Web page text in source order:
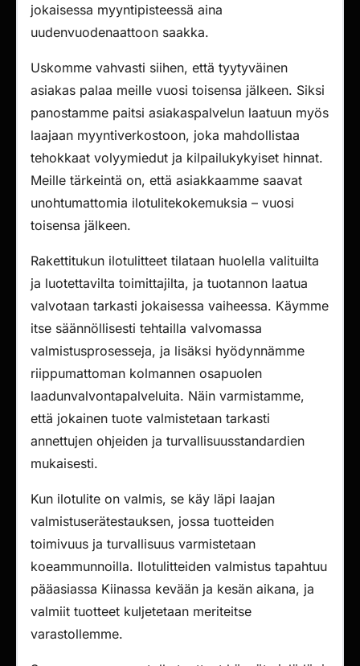
jokaisessa myyntipisteessä aina
uudenvuodenaattoon saakka.
Uskomme vahvasti siihen, että tyytyväinen
asiakas palaa meille vuosi toisensa jälkeen. Siksi
panostamme paitsi asiakaspalvelun laatuun myös
laajaan myyntiverkostoon, joka mahdollistaa
tehokkaat volyymiedut ja kilpailukykyiset hinnat.
Meille tärkeintä on, että asiakkaamme saavat
unohtumattomia ilotulitekokemuksia – vuosi
toisensa jälkeen.
Rakettitukun ilotulitteet tilataan huolella valituilta
ja luotettavilta toimittajilta, ja tuotannon laatua
valvotaan tarkasti jokaisessa vaiheessa. Käymme
itse säännöllisesti tehtailla valvomassa
valmistusprosesseja, ja lisäksi hyödynnämme
riippumattoman kolmannen osapuolen
laadunvalvontapalveluita. Näin varmistamme,
että jokainen tuote valmistetaan tarkasti
annettujen ohjeiden ja turvallisuusstandardien
mukaisesti.
Kun ilotulite on valmis, se käy läpi laajan
valmistuserätestauksen, jossa tuotteiden
toimivuus ja turvallisuus varmistetaan
koeammunnoilla. Ilotulitteiden valmistus tapahtuu
pääasiassa Kiinassa kevään ja kesän aikana, ja
valmiit tuotteet kuljetetaan meriteitse
varastollemme.